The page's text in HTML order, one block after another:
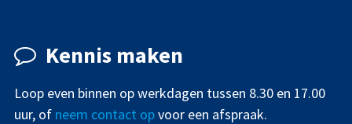
Kennis maken
Loop even binnen op werkdagen tussen 8.30 en 17.00
uur, of neem contact opvoor een afspraak.